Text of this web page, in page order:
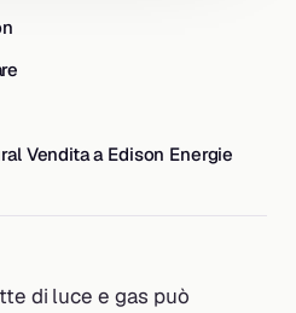
Vendita a Edison Energie
di luce e gas può